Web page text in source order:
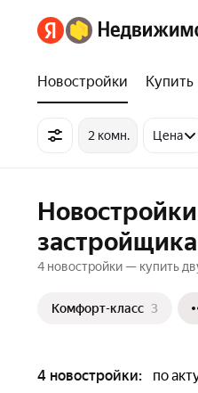
Новостройки Купить
2 комн. Цена
4 новостройки — купить
Комфорт-класс 3
4 новостройки: по